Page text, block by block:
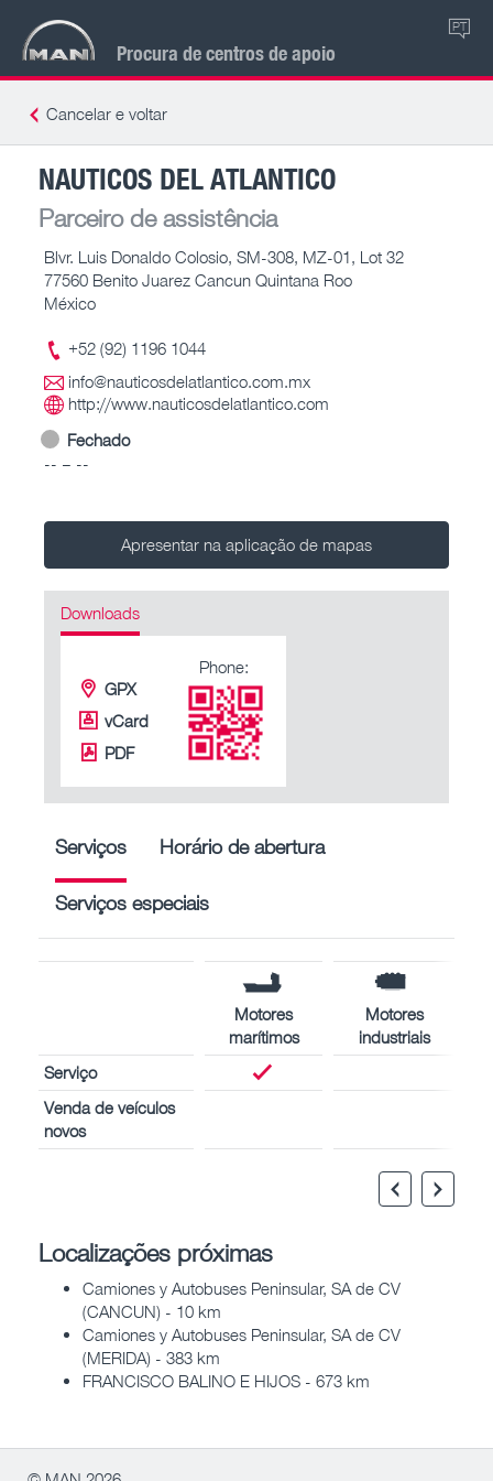
Procura de centros de apoio
PT
Cancelar e voltar
NAUTICOS DEL ATLANTICO
Parceiro de assistência
Blvr. Luis Donaldo Colosio, SM-308, MZ-01, Lot 32
77560 Benito Juarez Cancun Quintana Roo
México
+52 (92) 1196 1044
info@nauticosdelatlantico.com.mx
http://www.nauticosdelatlantico.com
Fechado
-- – --
Apresentar na aplicação de mapas
Downloads
GPX
vCard
PDF
Phone:
Serviços Horário de abertura
Serviços especiais
Motores
marítimos
Motores
industriais
Serviço
Venda de veículos
novos
Localizações próximas
Camiones y Autobuses Peninsular, SA de CV
(CANCUN) - 10 km
Camiones y Autobuses Peninsular, SA de CV
(MERIDA) - 383 km
FRANCISCO BALINO E HIJOS - 673 km